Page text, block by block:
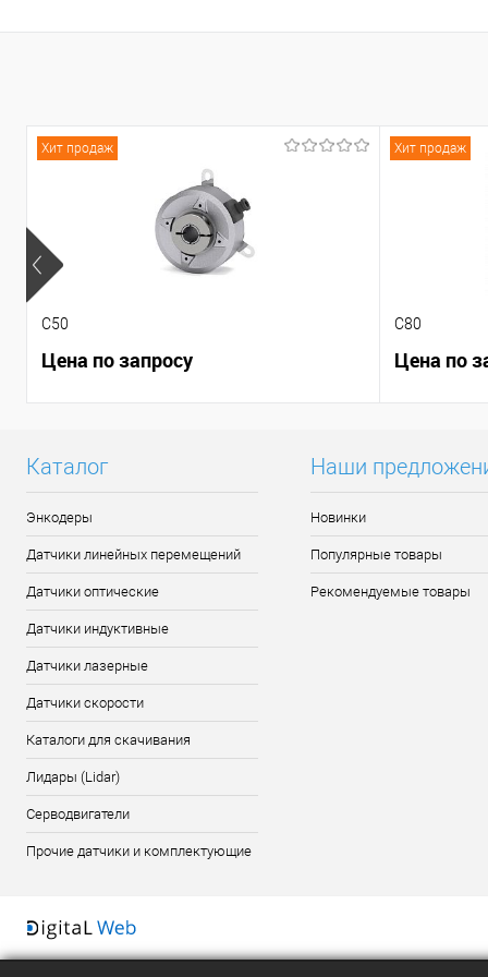
Хит продаж
C50
Цена по запросу
Хит продаж
C80
Цена по
Каталог
Энкодеры
Датчики линейных перемещений
Датчики оптические
Датчики индуктивные
Датчики лазерные
Датчики скорости
Каталоги для скачивания
Лидары (Lidar)
Серводвигатели
Прочие датчики и комплектующие
Наши
Новинки
Популярные товары
Рекомендуемые товары